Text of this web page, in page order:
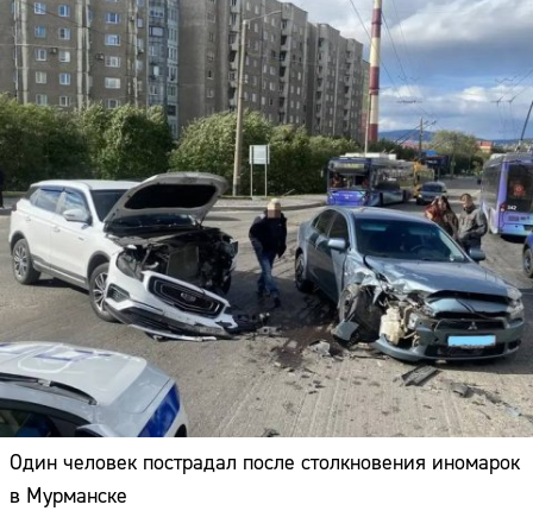
Один человек пострадал после столкновения иномарок
в Мурманске